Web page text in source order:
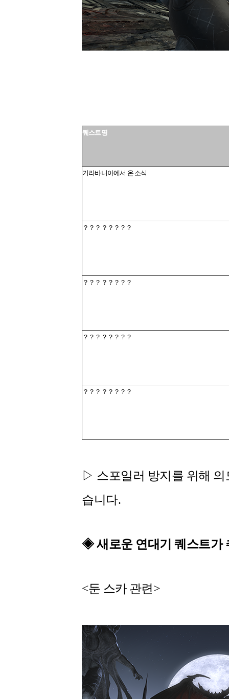
퀘스트명
기라바니아에서 온 소식
？？？？？？？？
？？？？？？？？
？？？？？？？？
？？？？？？？？
▷ 스포일러 방지를 위해
습니다.
◈ 새로운 연대기 퀘스트가
<둔 스카 관련>